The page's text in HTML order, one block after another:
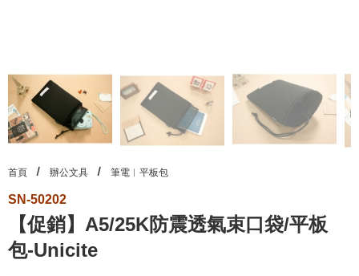
首頁 辦公文具 筆電︱平板包
SN-50202
【促銷】A5/25K防震透氣束口袋/平板
包-Unicite